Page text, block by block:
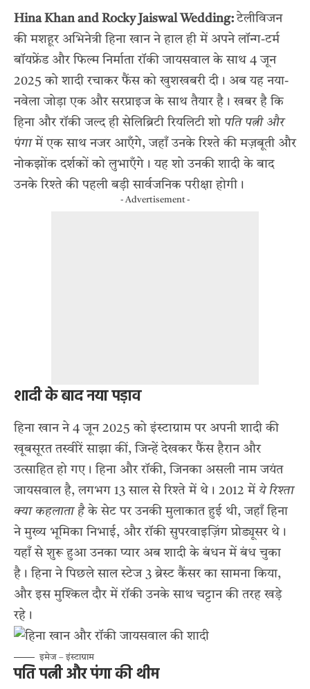
Hina Khan and Rocky Jaiswal Wedding:टेलीविजन
की मशहूर अभिनेत्री हिना खान ने हाल ही में अपने लॉन्ग-टर्म
बॉयफ्रेंड और फिल्म निर्माता रॉकी जायसवाल के साथ 4 जून
2025 को शादी रचाकर फैंस को खुशखबरी दी। अब यह नया-
नवेला जोड़ा एक और सरप्राइज के साथ तैयार है। खबर है कि
हिना और रॉकी जल्द ही सेलिब्रिटी रियलिटी शो पति पत्नी और
पंगामें एक साथ नजर आएँगे, जहाँ उनके रिश्ते की मज़बूती और
नोकझोंक दर्शकों को लुभाएँगे। यह शो उनकी शादी के बाद
उनके रिश्ते की पहली बड़ी सार्वजनिक परीक्षा होगी।
- Advertisement -
शादी के बाद नया पड़ाव
हिना खान ने 4 जून 2025 को इंस्टाग्राम पर अपनी शादी की
खूबसूरत तस्वीरें साझा कीं, जिन्हें देखकर फैंस हैरान और
उत्साहित हो गए। हिना और रॉकी, जिनका असली नाम जयंत
जायसवाल है, लगभग 13 साल से रिश्ते में थे। 2012 में ये रिश्ता
क्या कहलाता हैके सेट पर उनकी मुलाकात हुई थी, जहाँ हिना
ने मुख्य भूमिका निभाई, और रॉकी सुपरवाइज़िंग प्रोड्यूसर थे।
यहाँ से शुरू हुआ उनका प्यार अब शादी के बंधन में बंध चुका
है। हिना ने पिछले साल स्टेज 3 ब्रेस्ट कैंसर का सामना किया,
और इस मुश्किल दौर में रॉकी उनके साथ चट्टान की तरह खड़े
रहे।
इमेज – इंस्टाग्राम
पति पत्नी और पंगा की थीम